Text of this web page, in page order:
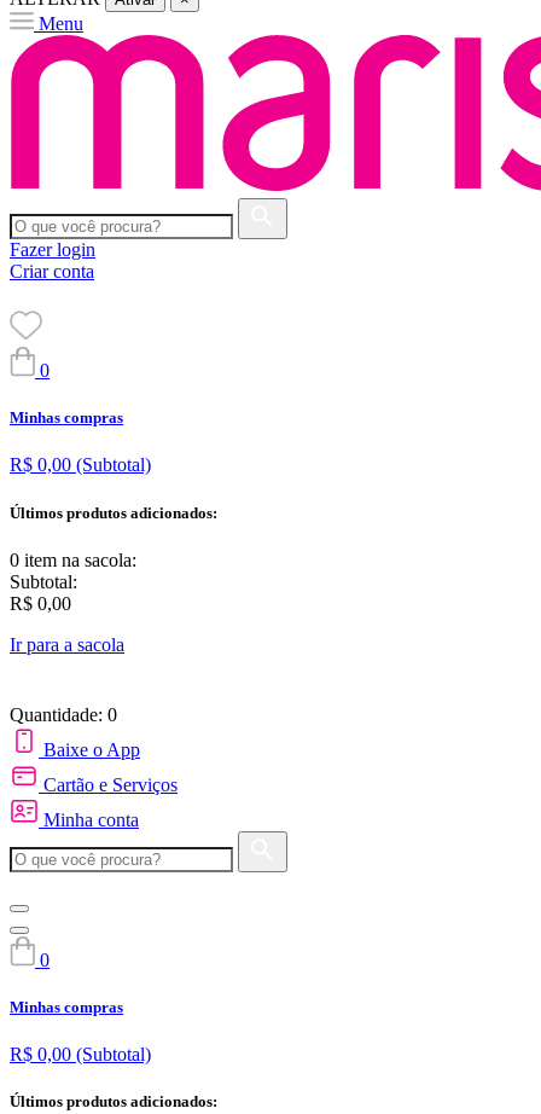
Menu
Fazer login
Criar conta
0
Minhas compras
R$ 0,00 (Subtotal)
Últimos produtos adicionados:
0 item na sacola:
Subtotal:
R$ 0,00
Ir para a sacola
Quantidade: 0
Baixe o App
Cartão e Serviços
Minha conta
0
Minhas compras
R$ 0,00 (Subtotal)
Últimos produtos adicionados: